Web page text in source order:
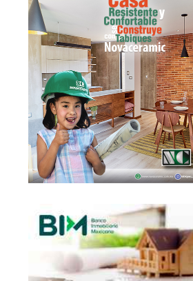
Letrozol 2.5
Precio y
del
Endocrino
MAYO 15,
ACTUALIDAD
en tu
deposita y
obras hoy
MARZO 9,